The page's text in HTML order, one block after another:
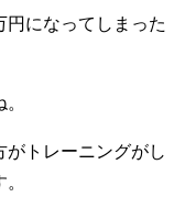
円になってしまった
がトレーニングがし